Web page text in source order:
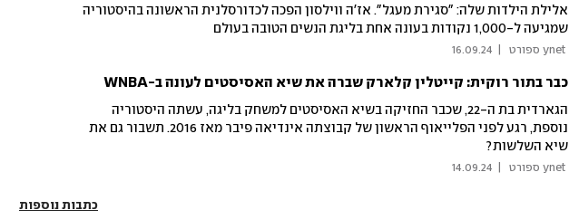
אלילת הילדות שלה: "סגירת מעגל". אז'ה ווילסון הפכה לכדורסלנית הראשונה בהיסטוריה
שמגיעה ל-1,000 נקודות בעונה אחת בליגת הנשים הטובה בעולם
16.09.24
כבר בתור רוקית: קייטלין קלארק שברה את שיא האסיסטים לעונה ב-WNBA
הגארדית בת ה-22, שכבר החזיקה בשיא האסיסטים למשחק בליגה, עשתה היסטוריה
נוספת, רגע לפני הפלייאוף הראשון של קבוצתה אינדיאה פיבר מאז 2016. תשבור גם את
שיא השלשות?
14.09.24
כתבות נוספות